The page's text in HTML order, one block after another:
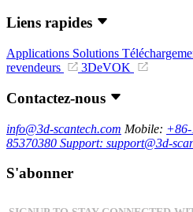
Liens rapides
Applications Solutions
revendeurs
3DeVOK
Contactez-nous
info@3d-scantech.com Mobile: +86-
85370380 Support: support@3d-
S'abonner